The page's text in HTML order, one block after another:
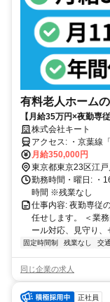
有料老人ホーム
【月給35万円×夜勤専
修充実でブランク＆未
株式会社キート
アクセス: ・京葉線「葛西臨海公園駅」より車で7分 ・「南葛西中学
校前」バス停より徒
月給350,000円
東京都東京23区江
勤務時間・曜日: ・
時間 ※残業なし
仕事内容: 夜勤専従
任せします。 ＜業
ール対応、見守り、
固定時間制 残業なし 交
同じ企業の求人
正社員